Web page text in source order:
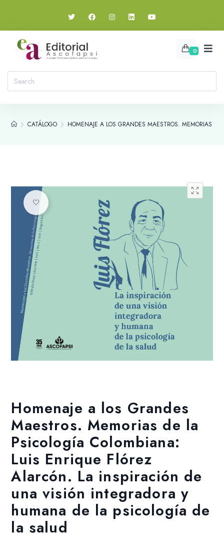
0
CATÁLOGO HOMENAJE A LOS GRANDES MAESTROS. MEMORIAS
Añadir a la lista de deseos
Homenaje a los Grandes
Maestros. Memorias de la
Psicología Colombiana:
Luis Enrique Flórez
Alarcón. La inspiración de
una visión integradora y
humana de la psicología de
la salud